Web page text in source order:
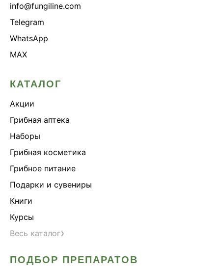
info@fungiline.com
Telegram
WhatsApp
MAX
КАТАЛОГ
Акции
Грибная аптека
Наборы
Грибная косметика
Грибное питание
Подарки и сувениры
Книги
Курсы
Весь каталог›
ПОДБОР ПРЕПАРАТОВ